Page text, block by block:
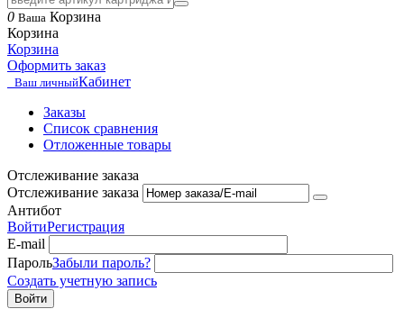
0 Ваша Корзина
Корзина
Корзина
Оформить заказ
Ваш личныйКабинет
Заказы
Список сравнения
Отложенные товары
Отслеживание заказа
Отслеживание заказа
Антибот
ВойтиРегистрация
E-mail
ПарольЗабыли пароль?
Создать учетную запись
Войти